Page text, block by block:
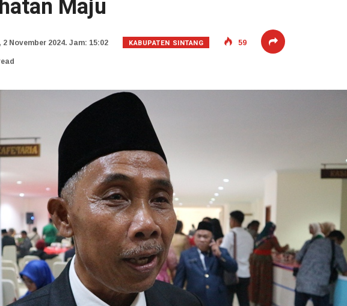
Maju
November 2024. Jam: 15:02 KABUPATEN SINTANG 59